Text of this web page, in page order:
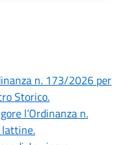
n. 173/2026 per
Storico.
l’Ordinanza n.